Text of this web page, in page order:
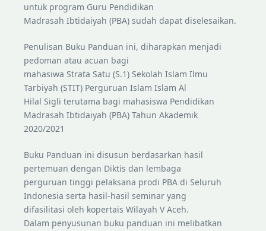
untuk program Guru Pendidikan
Madrasah Ibtidaiyah (PBA) sudah dapat diselesaikan.
Penulisan Buku Panduan ini, diharapkan menjadi
pedoman atau acuan bagi
mahasiwa Strata Satu (S.1) Sekolah Islam Ilmu
Tarbiyah (STIT) Perguruan Islam Islam Al
Hilal Sigli terutama bagi mahasiswa Pendidikan
Madrasah Ibtidaiyah (PBA) Tahun Akademik
2020/2021
Buku Panduan ini disusun berdasarkan hasil
pertemuan dengan Diktis dan lembaga
perguruan tinggi pelaksana prodi PBA di Seluruh
Indonesia serta hasil-hasil seminar yang
difasilitasi oleh kopertais Wilayah V Aceh.
Dalam penyusunan buku panduan ini melibatkan